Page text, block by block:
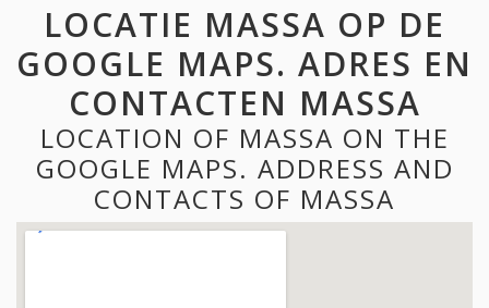
LOCATIE MASSA OP DE
GOOGLE MAPS. ADRES EN
CONTACTEN MASSA
LOCATION OF MASSA ON THE
GOOGLE MAPS. ADDRESS AND
CONTACTS OF MASSA